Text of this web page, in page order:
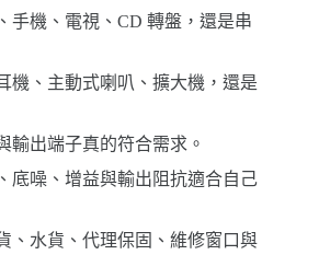
手機、電視、CD 轉盤，還是串
機、主動式喇叭、擴大機，還是
輸出端子真的符合需求。
底噪、增益與輸出阻抗適合自己
、水貨、代理保固、維修窗口與